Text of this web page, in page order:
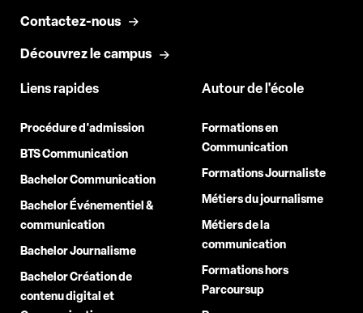
Contactez-nous
Découvrez le campus
Liens rapides
Procédure d'admission
BTS Communication
Bachelor Communication
Bachelor Événementiel &
communication
Bachelor Journalisme
Bachelor Création de
contenu digital et
Autour de l'école
Formations en
Communication
Formations Journaliste
Métiers du journalisme
Métiers de la
communication
Formations hors
Parcoursup